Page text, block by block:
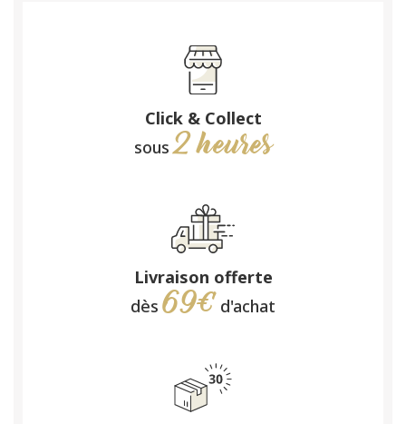
Click & Collect
sous2 heures
Livraison offerte
dès69€ d'achat